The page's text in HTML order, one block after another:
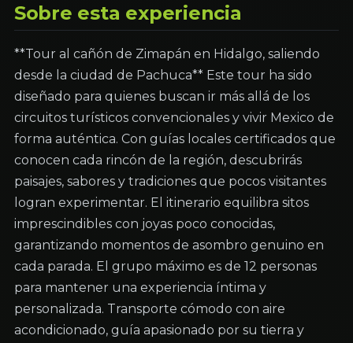
Sobre esta experiencia
**Tour al cañón de Zimapán en Hidalgo, saliendo
desde la ciudad de Pachuca** Este tour ha sido
diseñado para quienes buscan ir más allá de los
circuitos turísticos convencionales y vivir Mexico de
forma auténtica. Con guías locales certificados que
conocen cada rincón de la región, descubrirás
paisajes, sabores y tradiciones que pocos visitantes
logran experimentar. El itinerario equilibra sitos
imprescindibles con joyas poco conocidas,
garantizando momentos de asombro genuino en
cada parada. El grupo máximo es de 12 personas
para mantener una experiencia íntima y
personalizada. Transporte cómodo con aire
acondicionado, guía apasionado por su tierra y